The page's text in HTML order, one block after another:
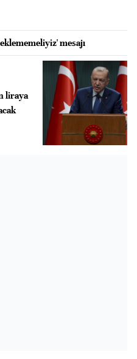
mesajı
liraya